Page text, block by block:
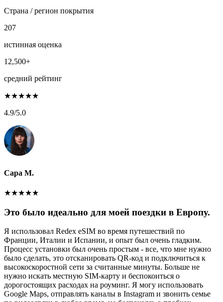
Страна / регион покрытия
207
истинная оценка
12,500+
средний рейтинг
★★★★★
4.9/5.0
Сара М.
★★★★★
Это было идеально для моей поездки в Европу.
Я использовал Redex eSIM во время путешествий по
Франции, Италии и Испании, и опыт был очень гладким.
Процесс установки был очень простым - все, что мне нужно
было сделать, это отсканировать QR-код и подключиться к
высокоскоростной сети за считанные минуты. Больше не
нужно искать местную SIM-карту и беспокоиться о
дорогостоящих расходах на роуминг. Я могу использовать
Google Maps, отправлять каналы в Instagram и звонить семье